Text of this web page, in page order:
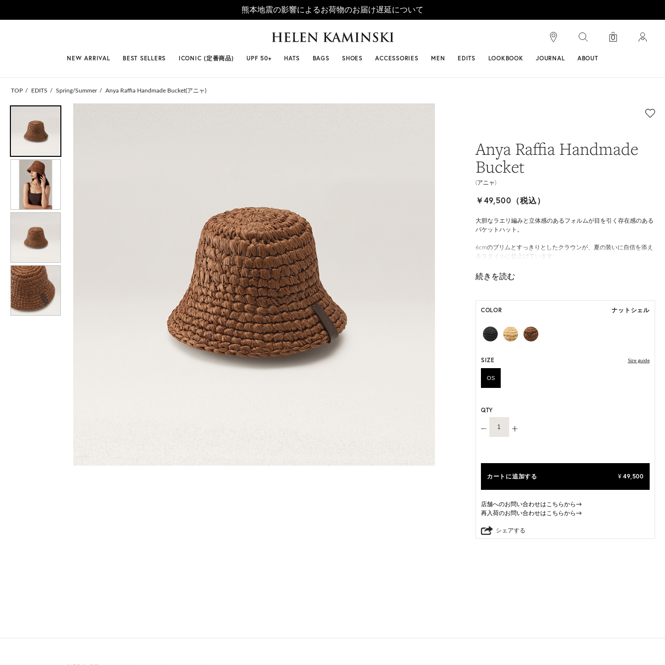
熊本地震の影響によるお荷物のお届け遅延について
#ビベット #キャップ #ビアンカ 0
NEW ARRIVAL BEST SELLERS ICONIC (定番商品) UPF 50+ HATS BAGS SHOES ACCESSORIES MEN EDITS LOOKBOOK JOURNAL ABOUT
TOP EDITS Spring/Summer Anya Raffia Handmade Bucket(アニャ)
Anya Raffia Handmade
Bucket
(アニャ)
￥49,500（税込）
大胆なラエリ編みと立体感のあるフォルムが目を引く存在感のある
バケットハット。
6cmのブリムとすっきりとしたクラウンが、夏の装いに自信を添え
るスタイルに仕上げています。
M, L 展開の商品:M 57.5cm, L 59.5cm
*天然素材を用いたハンドメイドのため、サイズ・色には個体差が
ございます。
COLOR ナットシェル
SIZE Size guide
OS
QTY
カートに追加する ¥ 49,500
店舗へのお問い合わせはこちらから→
再入荷のお問い合わせはこちらから→
シェアする